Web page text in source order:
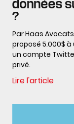
données
?
Par Haas
proposé 5.000$
un compte
privé.
Lire l'article